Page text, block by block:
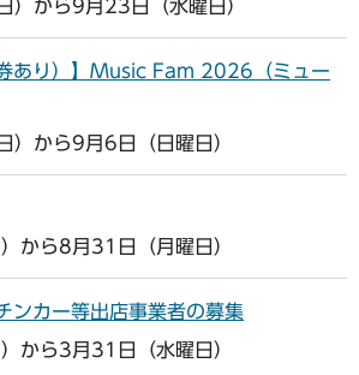
）から9月23日（水曜日）
券あり）】Music Fam 2026（ミュー
）から9月6日（日曜日）
から8月31日（月曜日）
ンカー等出店事業者の募集
から3月31日（水曜日）